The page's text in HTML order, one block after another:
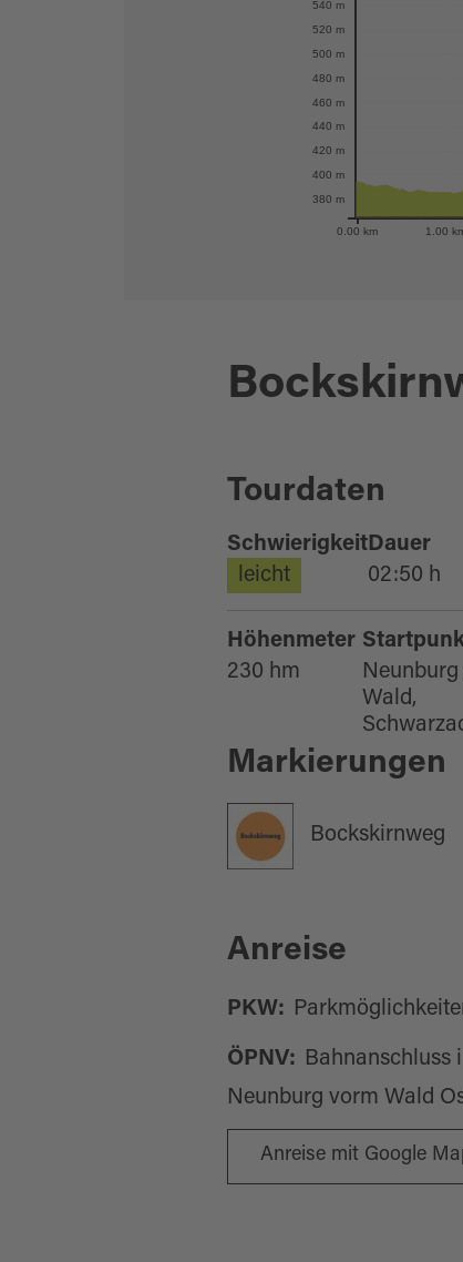
0.00 km 1.00
380 m
400 m
420 m
440 m
460 m
480 m
500 m
520 m
540 m
Tourdaten
Schwierigkeit
leicht
Dauer
02:50 h
Höhenmeter
230 hm
Wald,
Markierungen
Bockskirnweg
Anreise
PKW:
ÖPNV: Bahnanschluss
Neunburg vorm Wald
Anreise mit Google